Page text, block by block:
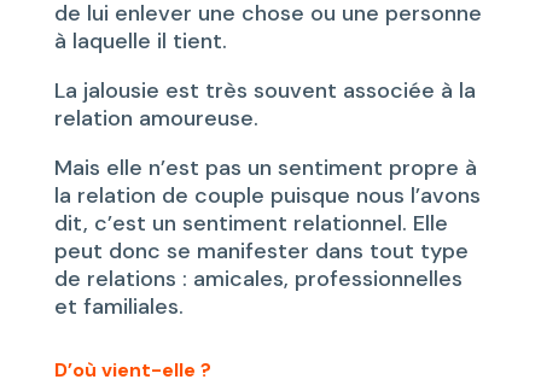
de lui enlever une chose ou une personne
à laquelle il tient.
La jalousie est très souvent associée à la
relation amoureuse.
Mais elle n’est pas un sentiment propre à
la relation de couple puisque nous l’avons
dit, c’est un sentiment relationnel. Elle
peut donc se manifester dans tout type
de relations : amicales, professionnelles
et familiales.
D’où vient-elle ?